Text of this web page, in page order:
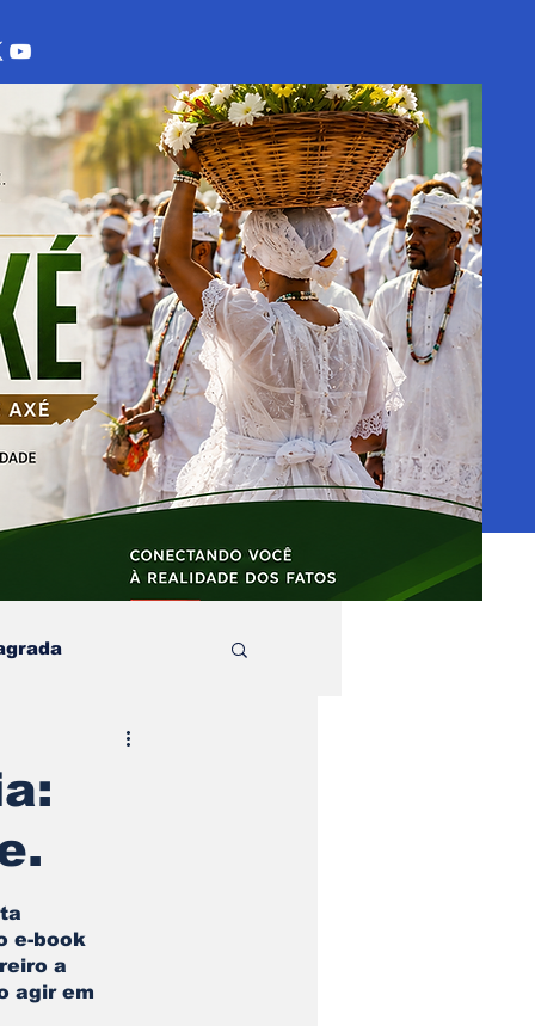
no
e-book
a
agir em